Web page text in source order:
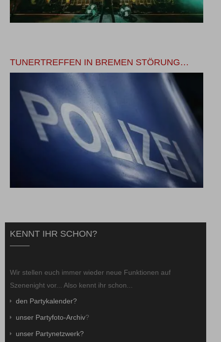
TUNERTREFFEN IN BREMEN STÖRUNG…
KENNT IHR SCHON?
Wir stellen euch immer wieder neue Funktionen auf
Szenenight vor... Also kennt ihr schon...
den Partykalender?
unser Partyfoto-Archiv?
unser Partynetzwerk?